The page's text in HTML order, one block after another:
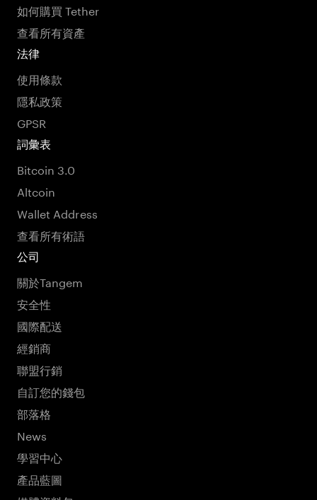
如何購買 Tether
查看所有資產
法律
使用條款
隱私政策
GPSR
詞彙表
Bitcoin 3.0
Altcoin
Wallet Address
查看所有術語
公司
關於Tangem
安全性
國際配送
經銷商
聯盟行銷
自訂您的錢包
部落格
News
學習中心
產品藍圖